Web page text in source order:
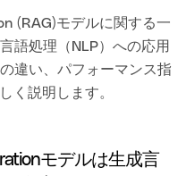
(RAG)モデルに関する一
語処理（NLP）への応用
違い、パフォーマンス指
く説明します。
モデルは生成言